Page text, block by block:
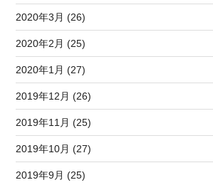
2020年3月 (26)
2020年2月 (25)
2020年1月 (27)
2019年12月 (26)
2019年11月 (25)
2019年10月 (27)
2019年9月 (25)